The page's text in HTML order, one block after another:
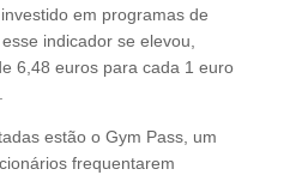
em programas de
indicador se elevou,
6,48 euros para cada 1 euro
estão o Gym Pass, um
frequentarem